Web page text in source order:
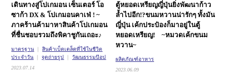
เดินทางสู่โปเกมอน เซ็นเตอร์ โอ
ซาก้า DX & โปเกมอนคาเฟ่ ! ~
ภาคร้านค้ามาหาสินค้าโปเกมอน
ที่ชื่นชอบรวมถึงพิคาชูกันเถอะ♪
มาตรฐาน
สินค้าเบ็ดเตล็ดที่ใช้ในชีวิต
ประจำวัน
จุดถ่ายรูป
วัฒนธรรมป๊อป
2023.07.14
ตู้หยอดเหรียญญี่ปุ่นยิ่งพัฒนาก้าว
ล้ำไปอีก!?ขนมหวานน่ารักๆ ทั้งมัน
ญี่ปุ่น เค้กประป๋องก็มาอยู่ในตู้
หยอดเหรียญ! ~หมวดเค้กขนม
หวาน~
ผลิตภัณฑ์อาหาร
2023.06.09